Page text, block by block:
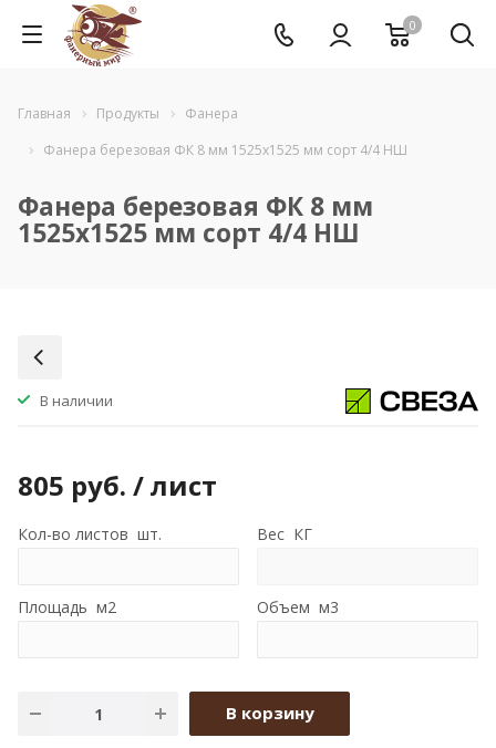
0
Главная Продукты
Фанера
Фанера березовая ФК 8 мм 1525x1525 мм сорт 4/4 НШ
Фанера березовая ФК 8 мм
1525x1525 мм сорт 4/4 НШ
В наличии
805 руб. / лист
Кол-во листов шт. Вес КГ
Площадь м2 Объем м3
В корзину